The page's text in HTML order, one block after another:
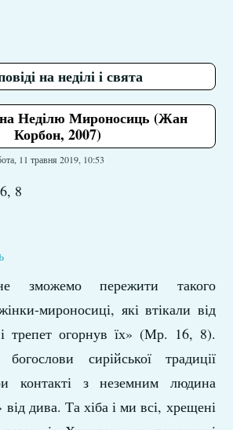
на неділі і свята
Неділю Мироносиць (Жан
Корбон, 2007)
11 травня 2019, 10:53
8
зможемо пережити такого
мироносиці, які втікали від
трепет огорнув їх» (Мр. 16, 8).
богослови сирійської традиції
контакті з неземним людина
дива. Та хіба і ми всі, хрещені